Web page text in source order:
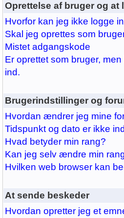
Oprettelse af bruger og at
Hvorfor kan jeg ikke logge
Skal jeg oprettes som
Mistet adgangskode
Er oprettet som bruger,
ind.
Brugerindstillinger og
Hvordan ændrer jeg mine
Tidspunkt og dato er ikke
Hvad betyder min rang?
Kan jeg selv ændre min
Hvilken web browser kan
At sende beskeder
Hvordan opretter jeg et